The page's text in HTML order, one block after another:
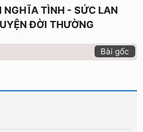
TÌNH - SỨC LAN
ĐỜI THƯỜNG
Bài gốc